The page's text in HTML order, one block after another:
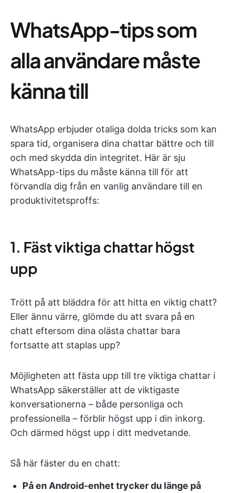
WhatsApp-tips som
alla användare måste
känna till
WhatsApp erbjuder otaliga dolda tricks som kan
spara tid, organisera dina chattar bättre och till
och med skydda din integritet. Här är sju
WhatsApp-tips du måste känna till för att
förvandla dig från en vanlig användare till en
produktivitetsproffs:
1. Fäst viktiga chattar högst
upp
Trött på att bläddra för att hitta en viktig chatt?
Eller ännu värre, glömde du att svara på en
chatt eftersom dina olästa chattar bara
fortsatte att staplas upp?
Möjligheten att fästa upp till tre viktiga chattar i
WhatsApp säkerställer att de viktigaste
konversationerna – både personliga och
professionella – förblir högst upp i din inkorg.
Och därmed högst upp i ditt medvetande.
Så här fäster du en chatt:
På en Android-enhet trycker du länge på